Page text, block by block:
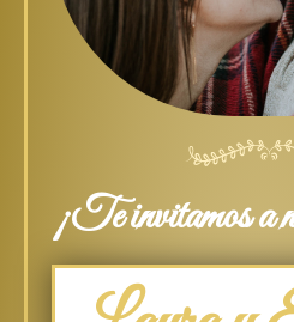
¡Te invitamos